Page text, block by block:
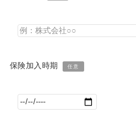
保険加入時期 任意